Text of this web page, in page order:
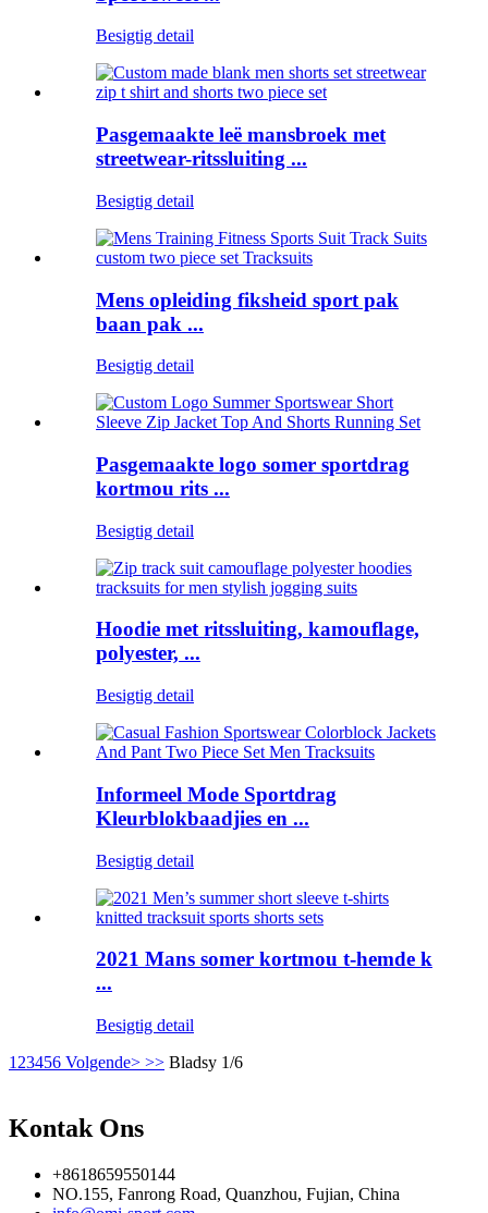
Besigtig detail
Pasgemaakte leë mansbroek met
streetwear-ritssluiting ...
Besigtig detail
Mens opleiding fiksheid sport pak
baan pak ...
Besigtig detail
Pasgemaakte logo somer sportdrag
kortmou rits ...
Besigtig detail
Hoodie met ritssluiting, kamouflage,
polyester, ...
Besigtig detail
Informeel Mode Sportdrag
Kleurblokbaadjies en ...
Besigtig detail
2021 Mans somer kortmou t-hemde k
...
Besigtig detail
1 23456 Volgende> >> Bladsy 1/6
Kontak Ons
+8618659550144
NO.155, Fanrong Road, Quanzhou, Fujian, China